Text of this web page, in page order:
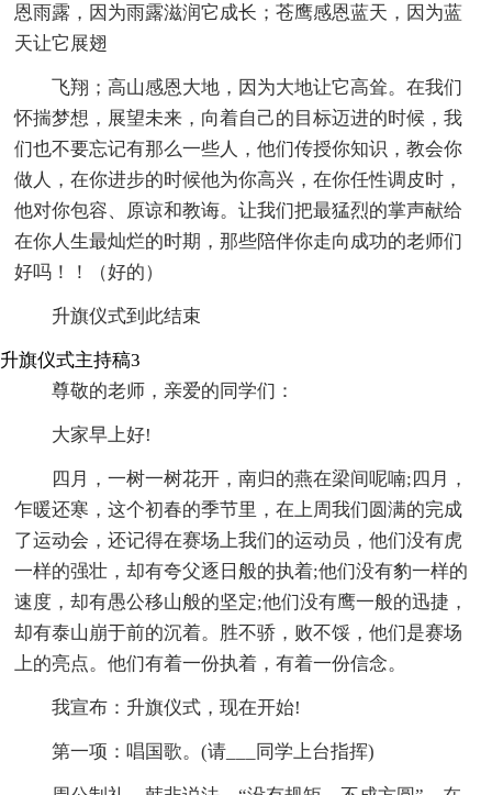
恩雨露，因为雨露滋润它成长；苍鹰感恩蓝天，因为蓝
天让它展翅
飞翔；高山感恩大地，因为大地让它高耸。在我们
怀揣梦想，展望未来，向着自己的目标迈进的时候，我
们也不要忘记有那么一些人，他们传授你知识，教会你
做人，在你进步的时候他为你高兴，在你任性调皮时，
他对你包容、原谅和教诲。让我们把最猛烈的掌声献给
在你人生最灿烂的时期，那些陪伴你走向成功的老师们
好吗！！（好的）
升旗仪式到此结束
升旗仪式主持稿3
尊敬的老师，亲爱的同学们：
大家早上好!
四月，一树一树花开，南归的燕在梁间呢喃;四月，
乍暖还寒，这个初春的季节里，在上周我们圆满的完成
了运动会，还记得在赛场上我们的运动员，他们没有虎
一样的强壮，却有夸父逐日般的执着;他们没有豹一样的
速度，却有愚公移山般的坚定;他们没有鹰一般的迅捷，
却有泰山崩于前的沉着。胜不骄，败不馁，他们是赛场
上的亮点。他们有着一份执着，有着一份信念。
我宣布：升旗仪式，现在开始!
第一项：唱国歌。(请___同学上台指挥)